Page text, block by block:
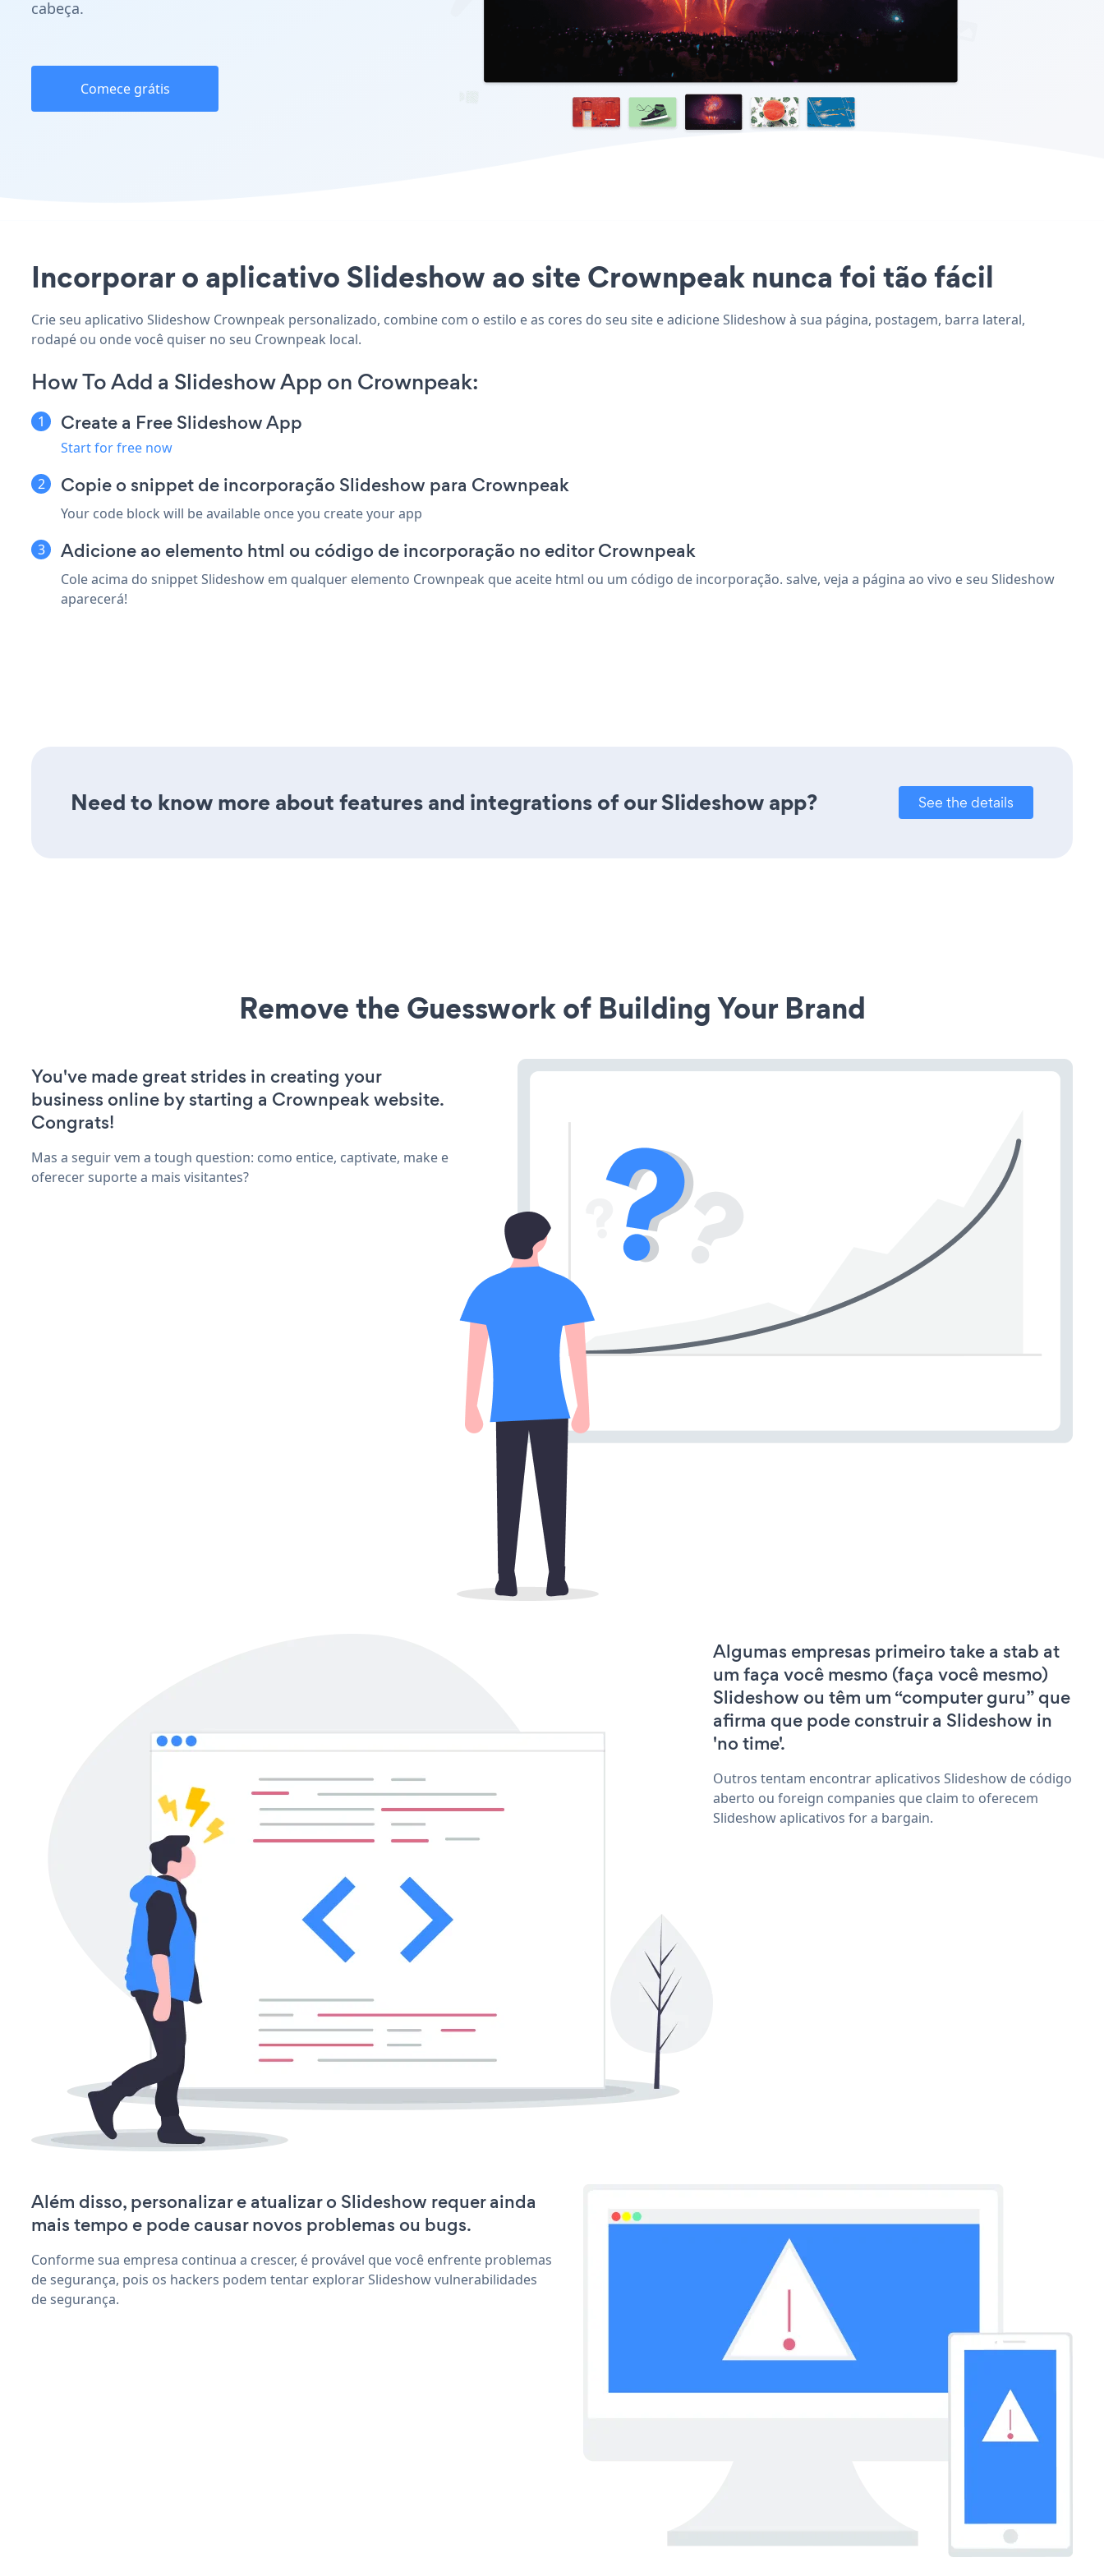
cabeça.
Comece grátis
Incorporar o aplicativo Slideshow ao site Crownpeak nunca foi tão fácil
Crie seu aplicativo Slideshow Crownpeak personalizado, combine com o estilo e as cores do seu site e adicione Slideshow à sua página, postagem, barra lateral,
rodapé ou onde você quiser no seu Crownpeak local.
How To Add a Slideshow App on Crownpeak:
Create a Free Slideshow App
Start for free now
Copie o snippet de incorporação Slideshow para Crownpeak
Your code block will be available once you create your app
Adicione ao elemento html ou código de incorporação no editor Crownpeak
Cole acima do snippet Slideshow em qualquer elemento Crownpeak que aceite html ou um código de incorporação. salve, veja a página ao vivo e seu Slideshow
aparecerá!
Need to know more about features and integrations of our Slideshow app? See the details
Remove the Guesswork of Building Your Brand
You've made great strides in creating your
business online by starting a Crownpeak website.
Congrats!
Mas a seguir vem a tough question: como entice, captivate, make e
oferecer suporte a mais visitantes?
Algumas empresas primeiro take a stab at
um faça você mesmo (faça você mesmo)
Slideshow ou têm um “computer guru” que
afirma que pode construir a Slideshow in
'no time'.
Outros tentam encontrar aplicativos Slideshow de código
aberto ou foreign companies que claim to oferecem
Slideshow aplicativos for a bargain.
Além disso, personalizar e atualizar o Slideshow requer ainda
mais tempo e pode causar novos problemas ou bugs.
Conforme sua empresa continua a crescer, é provável que você enfrente problemas
de segurança, pois os hackers podem tentar explorar Slideshow vulnerabilidades
de segurança.